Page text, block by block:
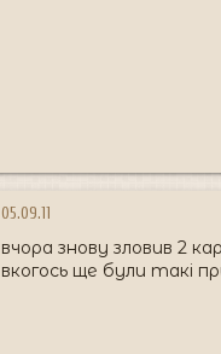
05.09.11
вчора знову зловив 2
вкогось ще були такі